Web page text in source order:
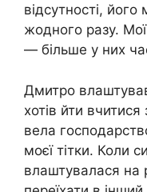
відсутності,
жодного разу.
— більше у них
Дмитро
хотів йти
вела
моєї тітки. Коли
влаштувалася на